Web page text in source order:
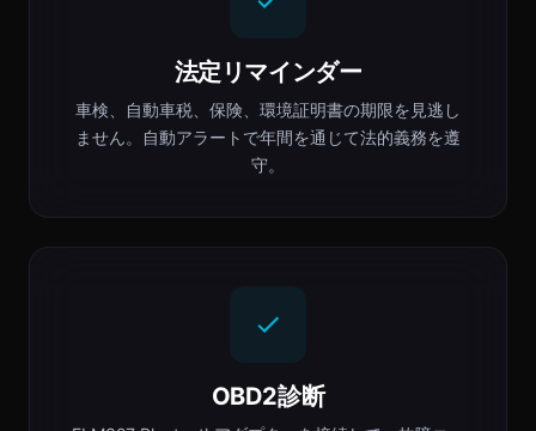
法定リマインダー
車検、自動車税、保険、環境証明書の期限を見逃し
ません。自動アラートで年間を通じて法的義務を遵
守。
OBD2診断